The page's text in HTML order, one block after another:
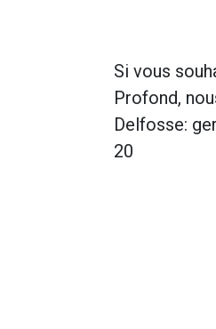
Si vous
Profond,
Delfosse:
20